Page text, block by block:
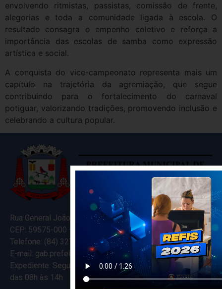
envolvendo ritmistas, passistas, comissão de frente,
alegorias e toda a comunidade ligada à escola. O
resultado consagra o empenho coletivo e reforça a
importância das escolas de samba como expressão
artística e social.
A conquista do vice-campeonato representa mais um
capítulo na trajetória da agremiação, que segue
contribuindo para o fortalecimento do carnaval
potiguar, valorizando tradições, promovendo inclusão e
celebrando a cultura popular.
Rua General João Varela, 635
CEP: 59575-000 – Ceará-Mirim – RN
Telefone: (84) 3274-5916
E-mail: gab.prefeitocearamirim@gmail.com
Expediente: Segunda à Sexta
das 08h às 14h